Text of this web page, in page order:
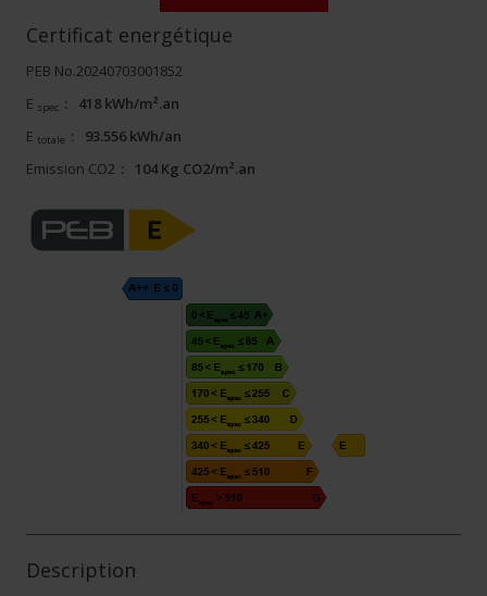
Certificat energétique
PEB No.20240703001852
E spec :
418 kWh/m².an
E totale :
93.556 kWh/an
Emission CO2 : 104 Kg CO2/m².an
Description